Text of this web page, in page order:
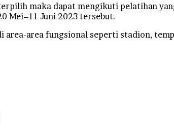
maka dapat mengikuti pelatihan
Mei–11 Juni 2023 tersebut.
area-area fungsional seperti stadion,